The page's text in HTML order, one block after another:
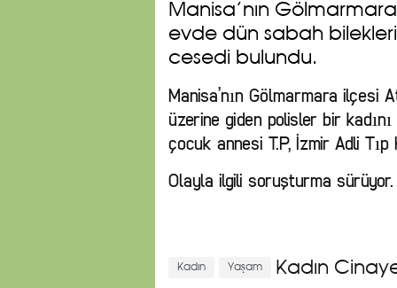
Manisa’nın
evde dün sabah bilekleri
cesedi bulundu.
Manisa’nın Gölmarmara ilçesi
üzerine giden polisler bir
çocuk annesi T.P, İzmir Adli Tıp
Olayla ilgili soruşturma sürüyor.
Kadın Kadın
Yaşam